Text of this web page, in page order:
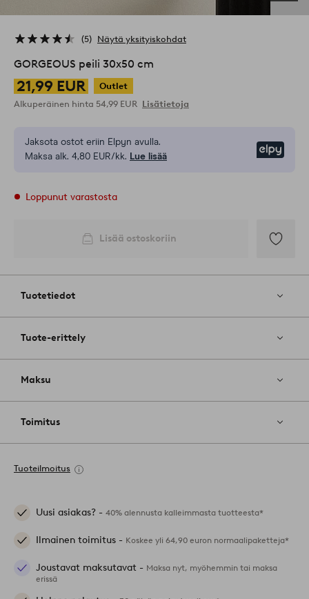
5 Näytä yksityiskohdat
GORGEOUS peili 30x50 cm
21,99 EUR
Outlet
Alkuperäinen hinta 54,99 EUR Lisätietoja
Jaksota ostot eriin Elpyn avulla.
Maksa alk. 4,80 EUR/kk. Lue lisää
Loppunut varastosta
Lisää ostoskoriin
Tuotetiedot
Tuote-erittely
Maksu
Toimitus
Tuoteilmoitus
Uusi asiakas? - 40% alennusta kalleimmasta tuotteesta*
Ilmainen toimitus - Koskee yli 64,90 euron normaalipaketteja*
Joustavat maksutavat - Maksa nyt, myöhemmin tai maksa
erissä